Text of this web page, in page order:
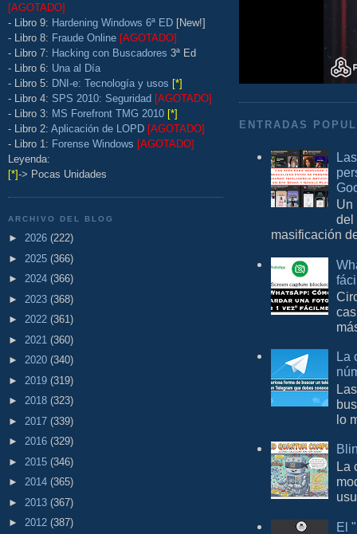
[AGOTADO]
- Libro 9: Hardening Windows 6ª ED [New!]
- Libro 8: Fraude Online [AGOTADO]
- Libro 7: Hacking con Buscadores 3ª Ed
- Libro 6: Una al Día
- Libro 5: DNI-e: Tecnología y usos [*]
- Libro 4: SPS 2010: Seguridad [AGOTADO]
- Libro 3: MS Forefront TMG 2010 [*]
- Libro 2: Aplicación de LOPD [AGOTADO]
- Libro 1: Forense Windows [AGOTADO]
Leyenda:
[*]-> Pocas Unidades
ARCHIVO DEL BLOG
► 2026 (222)
► 2025 (366)
► 2024 (366)
► 2023 (368)
► 2022 (361)
► 2021 (360)
► 2020 (340)
► 2019 (319)
► 2018 (323)
► 2017 (339)
► 2016 (329)
► 2015 (346)
► 2014 (365)
► 2013 (367)
► 2012 (387)
ENTRADAS
Un
del
masificación
La
lo
La
El